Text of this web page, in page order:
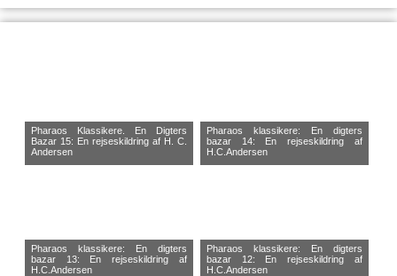
Pharaos Klassikere. En Digters
Bazar 15: En rejseskildring af H. C.
Andersen
Pharaos klassikere: En digters
bazar 14: En rejseskildring af
H.C.Andersen
Pharaos klassikere: En digters
bazar 13: En rejseskildring af
H.C.Andersen
Pharaos klassikere: En digters
bazar 12: En rejseskildring af
H.C.Andersen